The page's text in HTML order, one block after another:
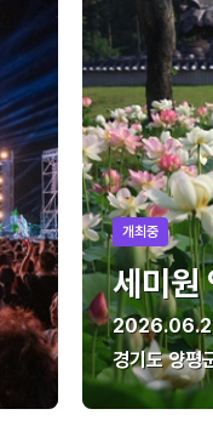
개최중
세미원
경기도 양평